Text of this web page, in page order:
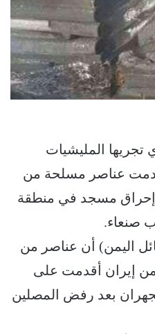
تجريها المليشيات
اقدمت عناصر مسلحة من
إحراق مسجد في منطقة
صنعاء.
اليمن) أن عناصر من
من إيران أقدمت على
بعد رفض المصلين